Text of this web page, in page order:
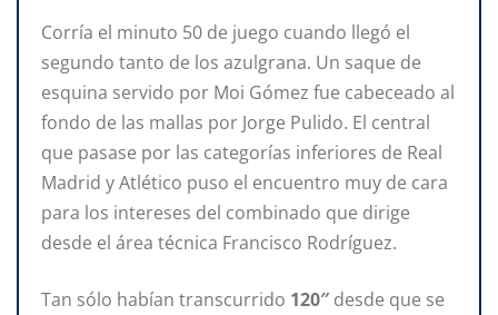
Corría el minuto 50 de juego cuando llegó el
segundo tanto de los azulgrana. Un saque de
esquina servido por Moi Gómez fue cabeceado al
fondo de las mallas por Jorge Pulido. El central
que pasase por las categorías inferiores de Real
Madrid y Atlético puso el encuentro muy de cara
para los intereses del combinado que dirige
desde el área técnica Francisco Rodríguez.
Tan sólo habían transcurrido 120″desde que se